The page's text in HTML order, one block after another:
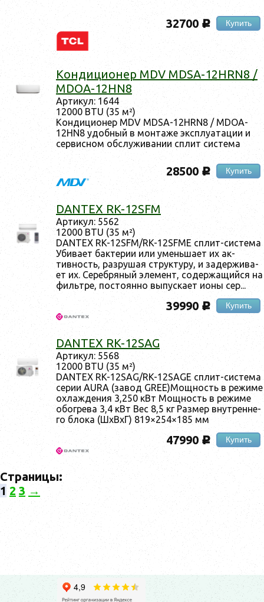
32700 c Купить
Кон­ди­ци­онер MDV MDSA-12HRN8 /
MDOA-12HN8
Ар­ти­кул: 1644
12000 BTU (35 м²)
Кон­ди­ци­онер MDV MDSA-12HRN8 / MDOA-
12HN8 удоб­ный в мон­та­же экс­плу­ата­ции и
сер­висном об­слу­жива­нии сплит сис­те­ма
28500 c Купить
DANTEX RK-12SFM
Ар­ти­кул: 5562
12000 BTU (35 м²)
DANTEX RK-12SFM/RK-12SFME сплит-сис­те­ма
Уби­ва­ет бак­те­рии или умень­ша­ет их ак­
тивность, раз­ру­шая струк­ту­ру, и за­дер­жи­ва­
ет их. Се­реб­ря­ный эле­мент, со­дер­жа­щий­ся на
филь­тре, пос­то­ян­но вы­пус­ка­ет и­оны сер...
39990 c Купить
DANTEX RK-12SAG
Ар­ти­кул: 5568
12000 BTU (35 м²)
DANTEX RK-12SAG/RK-12SAGE сплит-сис­те­ма
се­рии AURA (за­вод GREE)Мощ­ность в ре­жиме
ох­лажде­ния 3,250 кВт Мощ­ность в ре­жиме
обог­ре­ва 3,4 кВт Вес 8,5 кг Раз­мер внут­ренне­
го бло­ка (ШхВхГ) 819×254×185 мм
47990c Купить
Страницы:
1 2 3 →